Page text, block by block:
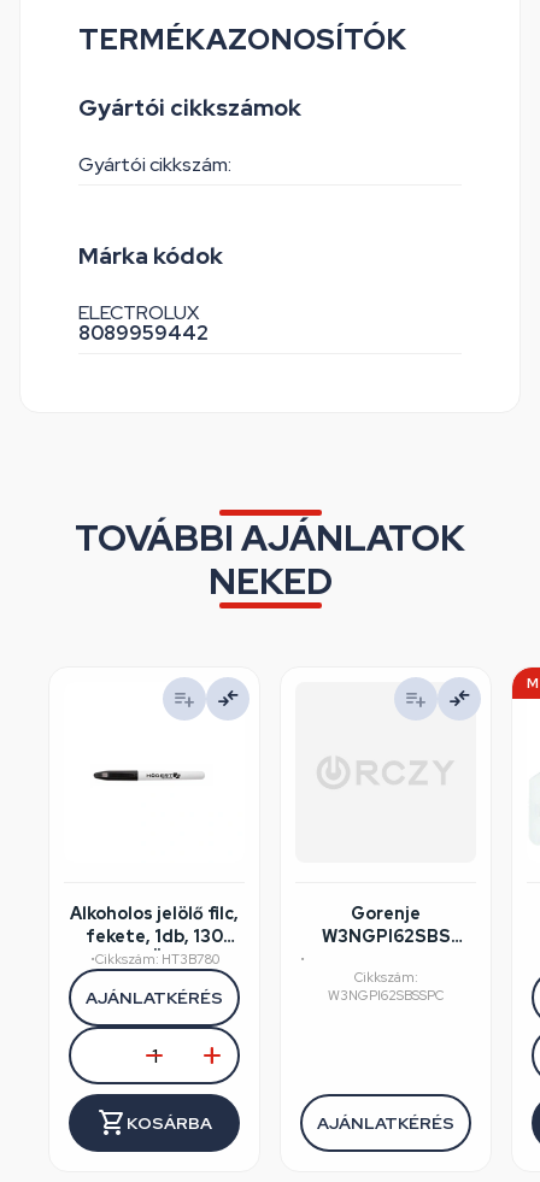
TERMÉKAZONOSÍTÓK
Gyártói cikkszámok
Gyártói cikkszám:
Márka kódok
ELECTROLUX
8089959442
TOVÁBBI AJÁNLATOK
NEKED
Alkoholos jelölő filc,
fekete, 1db, 130
mm, HÖGERT
•Cikkszám: HT3B780
AJÁNLATKÉRÉS
KOSÁRBA
Gorenje
W3NGPI62SBS
felújított/szépséghibás
•
Cikkszám:
W3NGPI62SBSSPC
AJÁNLATKÉRÉS